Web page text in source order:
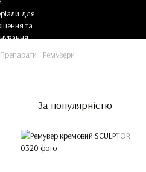
Препарати Ремувери
За популярністю